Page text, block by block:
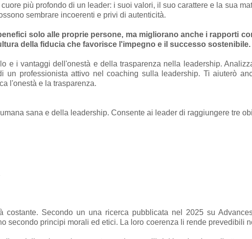
più profondo di un leader: i suoi valori, il suo carattere e la sua
sembrare incoerenti e privi di autenticità.
solo alle proprie persone, ma migliorano anche i rapporti
della fiducia che favorisce l'impegno e il successo sostenibile.
e i vantaggi dell'onestà e della trasparenza nella leadership.
un professionista attivo nel coaching sulla leadership. Ti aiuterò
l'onestà e la trasparenza.
sana e della leadership. Consente ai leader di raggiungere tre
costante. Secondo un una ricerca pubblicata nel 2025 su
secondo principi morali ed etici. La loro coerenza li rende prevedibili